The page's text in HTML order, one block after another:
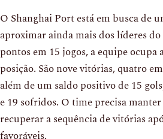
O Shanghai Port está em busca de
aproximar ainda mais dos líderes
pontos em 15 jogos, a equipe
posição. São nove vitórias, quatro
além de um saldo positivo de 15
e 19 sofridos. O time precisa manter
recuperar a sequência de vitórias